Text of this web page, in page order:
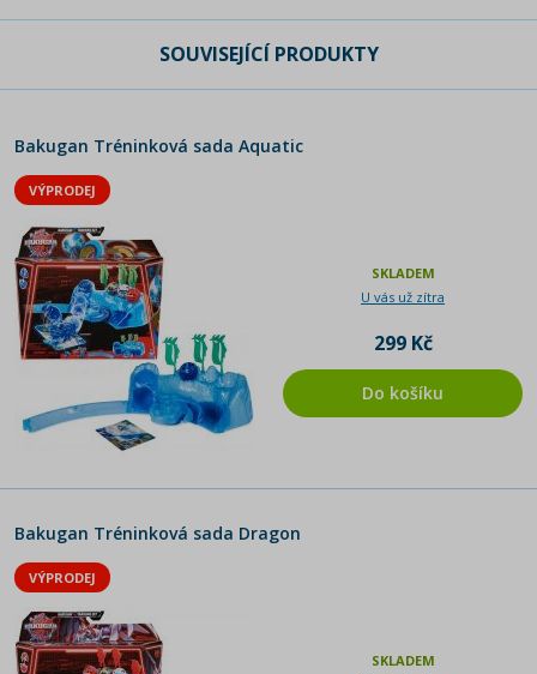
SOUVISEJÍCÍ PRODUKTY
Bakugan Tréninková sada Aquatic
VÝPRODEJ
SKLADEM
U vás už zítra
299 Kč
Do košíku
Bakugan Tréninková sada Dragon
VÝPRODEJ
SKLADEM